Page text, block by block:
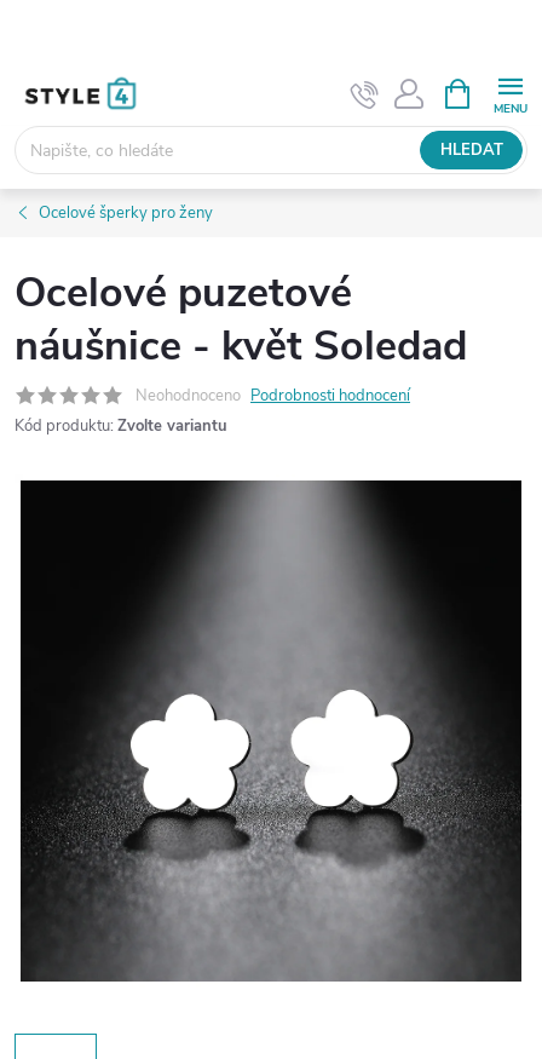
HLEDAT
NÁKUPNÍ
KOŠÍK
Ocelové šperky pro ženy
Ocelové puzetové
náušnice - květ Soledad
Neohodnoceno Podrobnosti hodnocení
Kód produktu: Zvolte variantu